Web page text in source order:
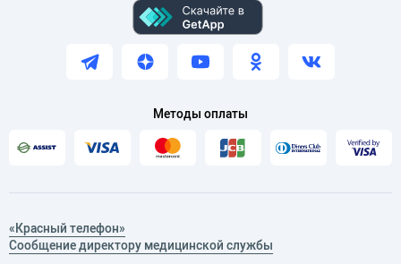
Методы оплаты
«Красный телефон»
Сообщение директору медицинской службы